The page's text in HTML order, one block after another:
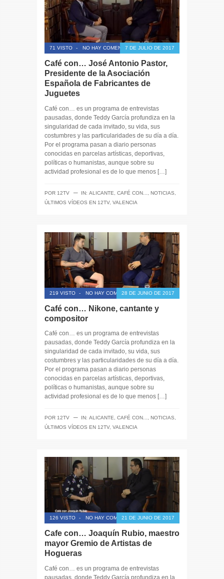
71 VISTO - NO HAY COMENTARIOS7 DE JULIO DE 2017
Café con… José Antonio Pastor,
Presidente de la Asociación
Española de Fabricantes de
Juguetes
Café con… es un programa de entrevistas
pausadas, donde Teddy García profundiza en la
singularidad de cada invitado, su vida, sus
costumbres y las particularidades de su día a día.
Por el programa pasan a diario personas
conocidas en parcelas artísticas, deportivas,
políticas o humanistas, aunque sobre su
actividad profesional es de lo que menos […]
POR 12TV ─ IN: ALICANTE CAFÉ CON... NOTICIAS
ÚLTIMOS VÍDEOS EN 12TV, VALENCIA
219 VISTO - NO HAY COMENTARIOS28 DE JUNIO DE 2017
Café con… Nikone, cantante y
compositor
Café con… es un programa de entrevistas
pausadas, donde Teddy García profundiza en la
singularidad de cada invitado, su vida, sus
costumbres y las particularidades de su día a día.
Por el programa pasan a diario personas
conocidas en parcelas artísticas, deportivas,
políticas o humanistas, aunque sobre su
actividad profesional es de lo que menos […]
POR 12TV ─ IN: ALICANTE CAFÉ CON... NOTICIAS
ÚLTIMOS VÍDEOS EN 12TV, VALENCIA
126 VISTO - NO HAY COMENTARIOS21 DE JUNIO DE 2017
Cafe con… Joaquín Rubio, maestro
mayor Gremio de Artistas de
Hogueras
Café con… es un programa de entrevistas
pausadas, donde Teddy García profundiza en la